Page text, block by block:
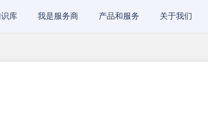
库 我是服务商 产品和服务 关于我们